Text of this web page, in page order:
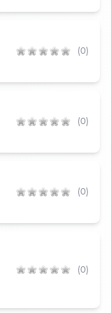
(0)
(0)
(0)
(0)